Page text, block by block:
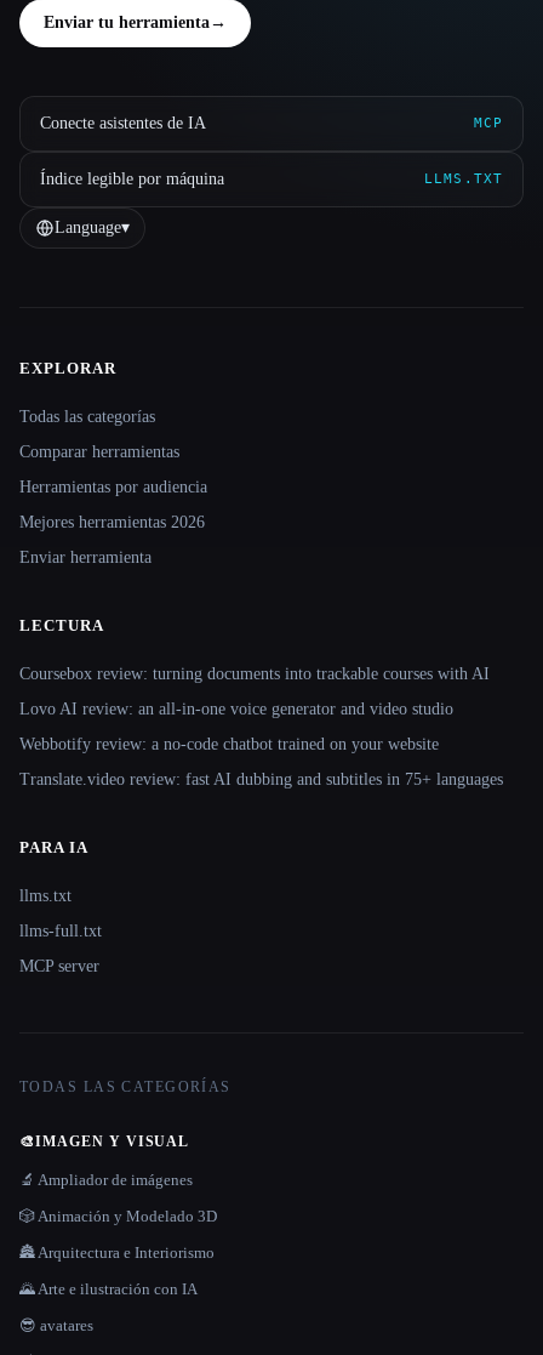
Enviar tu herramienta→
Conecte asistentes de IA MCP
Índice legible por máquina LLMS.TXT
Language▾
Site navigation
EXPLORAR
Todas las categorías
Comparar herramientas
Herramientas por audiencia
Mejores herramientas 2026
Enviar herramienta
LECTURA
Coursebox review: turning documents into trackable courses with AI
Lovo AI review: an all-in-one voice generator and video studio
Webbotify review: a no-code chatbot trained on your website
Translate.video review: fast AI dubbing and subtitles in 75+ languages
PARA IA
llms.txt
llms-full.txt
MCP server
TODAS LAS CATEGORÍAS
🎨IMAGEN Y VISUAL
🔬 Ampliador de imágenes
🎲 Animación y Modelado 3D
🏯 Arquitectura e Interiorismo
🌄 Arte e ilustración con IA
😎 avatares